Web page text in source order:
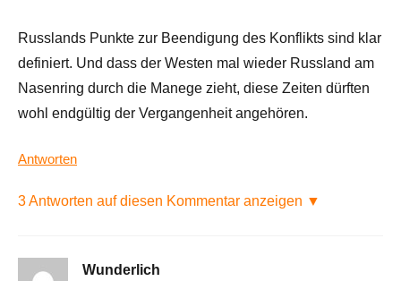
Russlands Punkte zur Beendigung des Konflikts sind klar
definiert. Und dass der Westen mal wieder Russland am
Nasenring durch die Manege zieht, diese Zeiten dürften
wohl endgültig der Vergangenheit angehören.
Antworten
3 Antworten auf diesen Kommentar anzeigen ▼
Wunderlich